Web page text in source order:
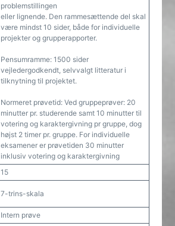
problemstillingen
eller lignende. Den rammesættende del skal
være mindst 10 sider, både for individuelle
projekter og grupperapporter.
Pensumramme: 1500 sider
vejledergodkendt, selvvalgt litteratur i
tilknytning til projektet.
Normeret prøvetid: Ved gruppeprøver: 20
minutter pr. studerende samt 10 minutter til
votering og karaktergivning pr gruppe, dog
højst 2 timer pr. gruppe. For individuelle
eksamener er prøvetiden 30 minutter
inklusiv votering og karaktergivning
15
7-trins-skala
Intern prøve